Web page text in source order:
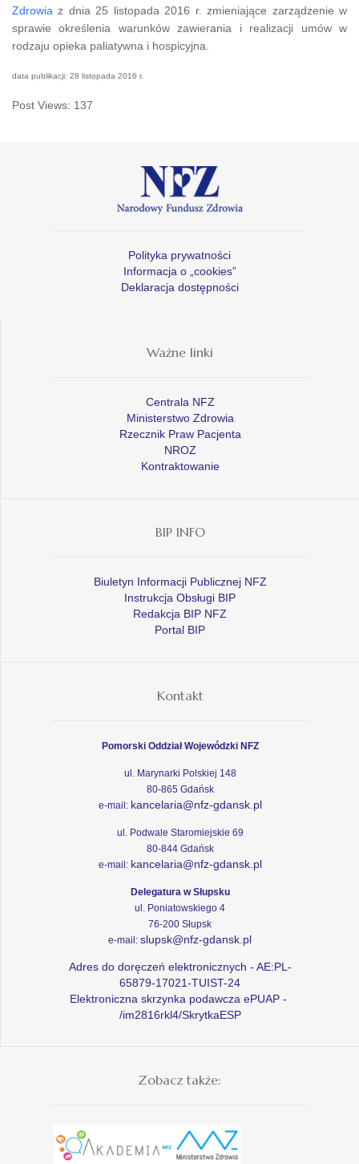
Zdrowia z dnia 25 listopada 2016 r. zmieniające zarządzenie w
sprawie określenia warunków zawierania i realizacji umów w
rodzaju opieka paliatywna i hospicyjna.
data publikacji: 28 listopada 2016 r.
Post Views: 137
Polityka prywatności
Informacja o „cookies”
Deklaracja dostępności
Ważne linki
Centrala NFZ
Ministerstwo Zdrowia
Rzecznik Praw Pacjenta
NROZ
Kontraktowanie
BIP INFO
Biuletyn Informacji Publicznej NFZ
Instrukcja Obsługi BIP
Redakcja BIP NFZ
Portal BIP
Kontakt
Pomorski Oddział Wojewódzki NFZ
ul. Marynarki Polskiej 148
80-865 Gdańsk
e-mail: kancelaria@nfz-gdansk.pl
ul. Podwale Staromiejskie 69
80-844 Gdańsk
e-mail: kancelaria@nfz-gdansk.pl
Delegatura w Słupsku
ul. Poniatowskiego 4
76-200 Słupsk
e-mail: slupsk@nfz-gdansk.pl
Adres do doręczeń elektronicznych - AE:PL-
65879-17021-TUIST-24
Elektroniczna skrzynka podawcza ePUAP -
/im2816rkl4/SkrytkaESP
Zobacz także: